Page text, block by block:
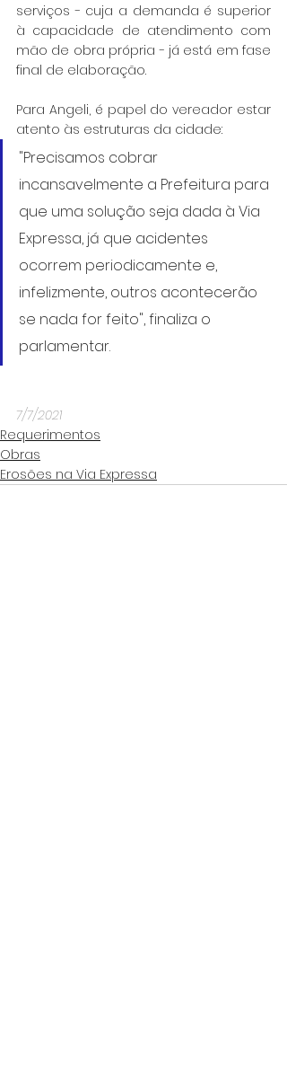
serviços - cuja a demanda é superior
à capacidade de atendimento com
mão de obra própria - já está em fase
final de elaboração.
Para Angeli, é papel do vereador estar
atento às estruturas da cidade:
"Precisamos cobrar
incansavelmente a Prefeitura para
que uma solução seja dada à Via
Expressa, já que acidentes
ocorrem periodicamente e,
infelizmente, outros acontecerão
se nada for feito", finaliza o
parlamentar.
7/7/2021
Requerimentos
Obras
Erosões na Via Expressa